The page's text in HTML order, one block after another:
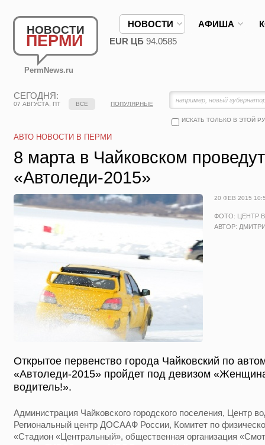
НОВОСТИ
ПЕРМИ
PermNews.ru
НОВОСТИ АФИША
EUR ЦБ 94.0585
СЕГОДНЯ:
07 АВГУСТА, ПТ
ИСКАТЬ ТОЛЬКО В ЭТОЙ
ВСЕ ПОПУЛЯРНЫЕ
АВТО НОВОСТИ В ПЕРМИ
8 марта в Чайковском
«Автоледи-2015»
20 ФЕВ 2015
ФОТО: ЦЕНТР
АВТОР:
Открытое первенство города Чайковский по
«Автоледи-2015» пройдет под девизом
водитель!».
Администрация Чайковского городского поселения, Центр
Региональный центр ДОСААФ России, Комитет по
«Стадион «Центральный», общественная организация